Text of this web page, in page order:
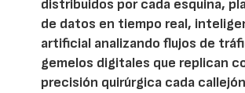
distribuidos por cada esquina,
de datos en tiempo real,
artificial analizando flujos de
gemelos digitales que replican
precisión quirúrgica cada